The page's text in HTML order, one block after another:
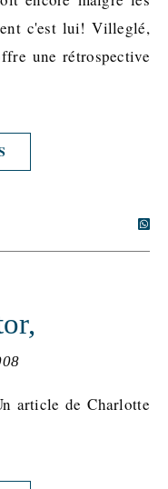
c'est lui! Villeglé,
une rétrospective